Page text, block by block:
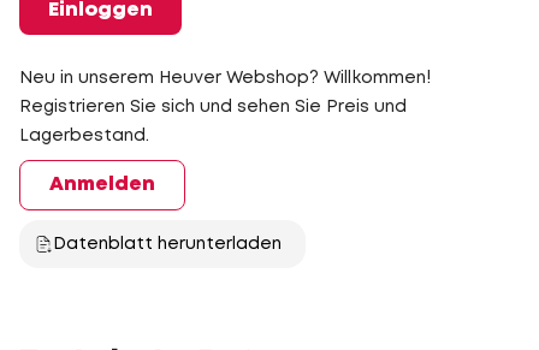
Einloggen
Neu in unserem Heuver Webshop? Willkommen!
Registrieren Sie sich und sehen Sie Preis und
Lagerbestand.
Anmelden
Datenblatt herunterladen